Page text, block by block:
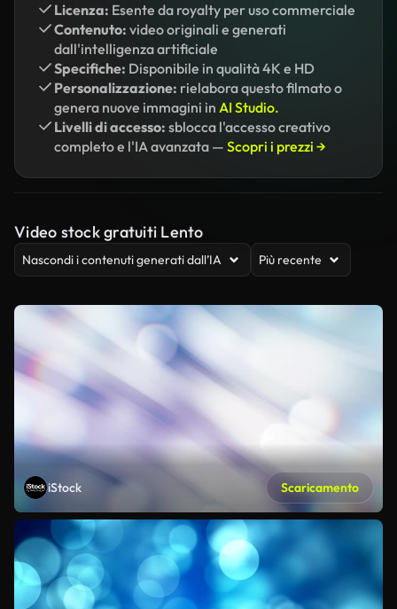
Licenza: Esente da royalty per uso commerciale
Contenuto: video originali e generati
dall'intelligenza artificiale
Specifiche: Disponibile in qualità 4K e HD
Personalizzazione: rielabora questo filmato o
genera nuove immagini in AI Studio.
Livelli di accesso: sblocca l'accesso creativo
completo e l'IA avanzata — Scopri i prezzi →
Video stock gratuiti Lento
Nascondi i contenuti generati dall’IA Più recente
iStock Scaricamento